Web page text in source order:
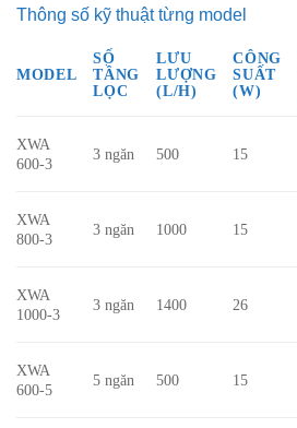
Thông số kỹ thuật từng model
MODEL
SỐ
TẦNG
LỌC
LƯU
LƯỢNG
(L/H)
CÔNG
SUẤT
(W)
XWA
600-3
3 ngăn 500 15
XWA
800-3
3 ngăn 1000 15
XWA
1000-3
3 ngăn 1400 26
XWA
600-5
5 ngăn 500 15